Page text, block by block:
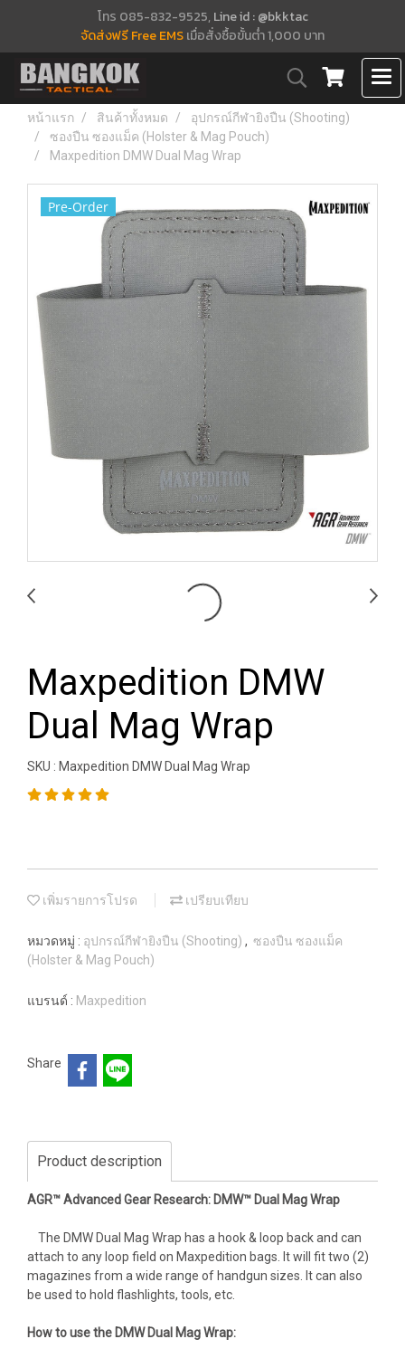
โทร 085-832-9525, Line id : @bkktac
จัดส่งฟรี Free EMSเมื่อสั่งซื้อขั้นต่ำ 1,000 บาท
หน้าแรก สินค้าทั้งหมด
อุปกรณ์กีฬายิงปืน (Shooting)
ซองปืน ซองแม็ค (Holster & Mag Pouch)
Maxpedition DMW Dual Mag Wrap
Pre-Order
Maxpedition DMW
Dual Mag Wrap
SKU : Maxpedition DMW Dual Mag Wrap
เพิ่มรายการโปรด เปรียบเทียบ
หมวดหมู่ : อุปกรณ์กีฬายิงปืน (Shooting) , ซองปืน ซองแม็ค
(Holster & Mag Pouch)
แบรนด์ : Maxpedition
Share
Product description
AGR™ Advanced Gear Research: DMW™ Dual Mag Wrap
The DMW Dual Mag Wrap has a hook & loop back and can
attach to any loop field on Maxpedition bags. It will fit two (2)
magazines from a wide range of handgun sizes. It can also
be used to hold flashlights, tools, etc.
How to use the DMW Dual Mag Wrap: